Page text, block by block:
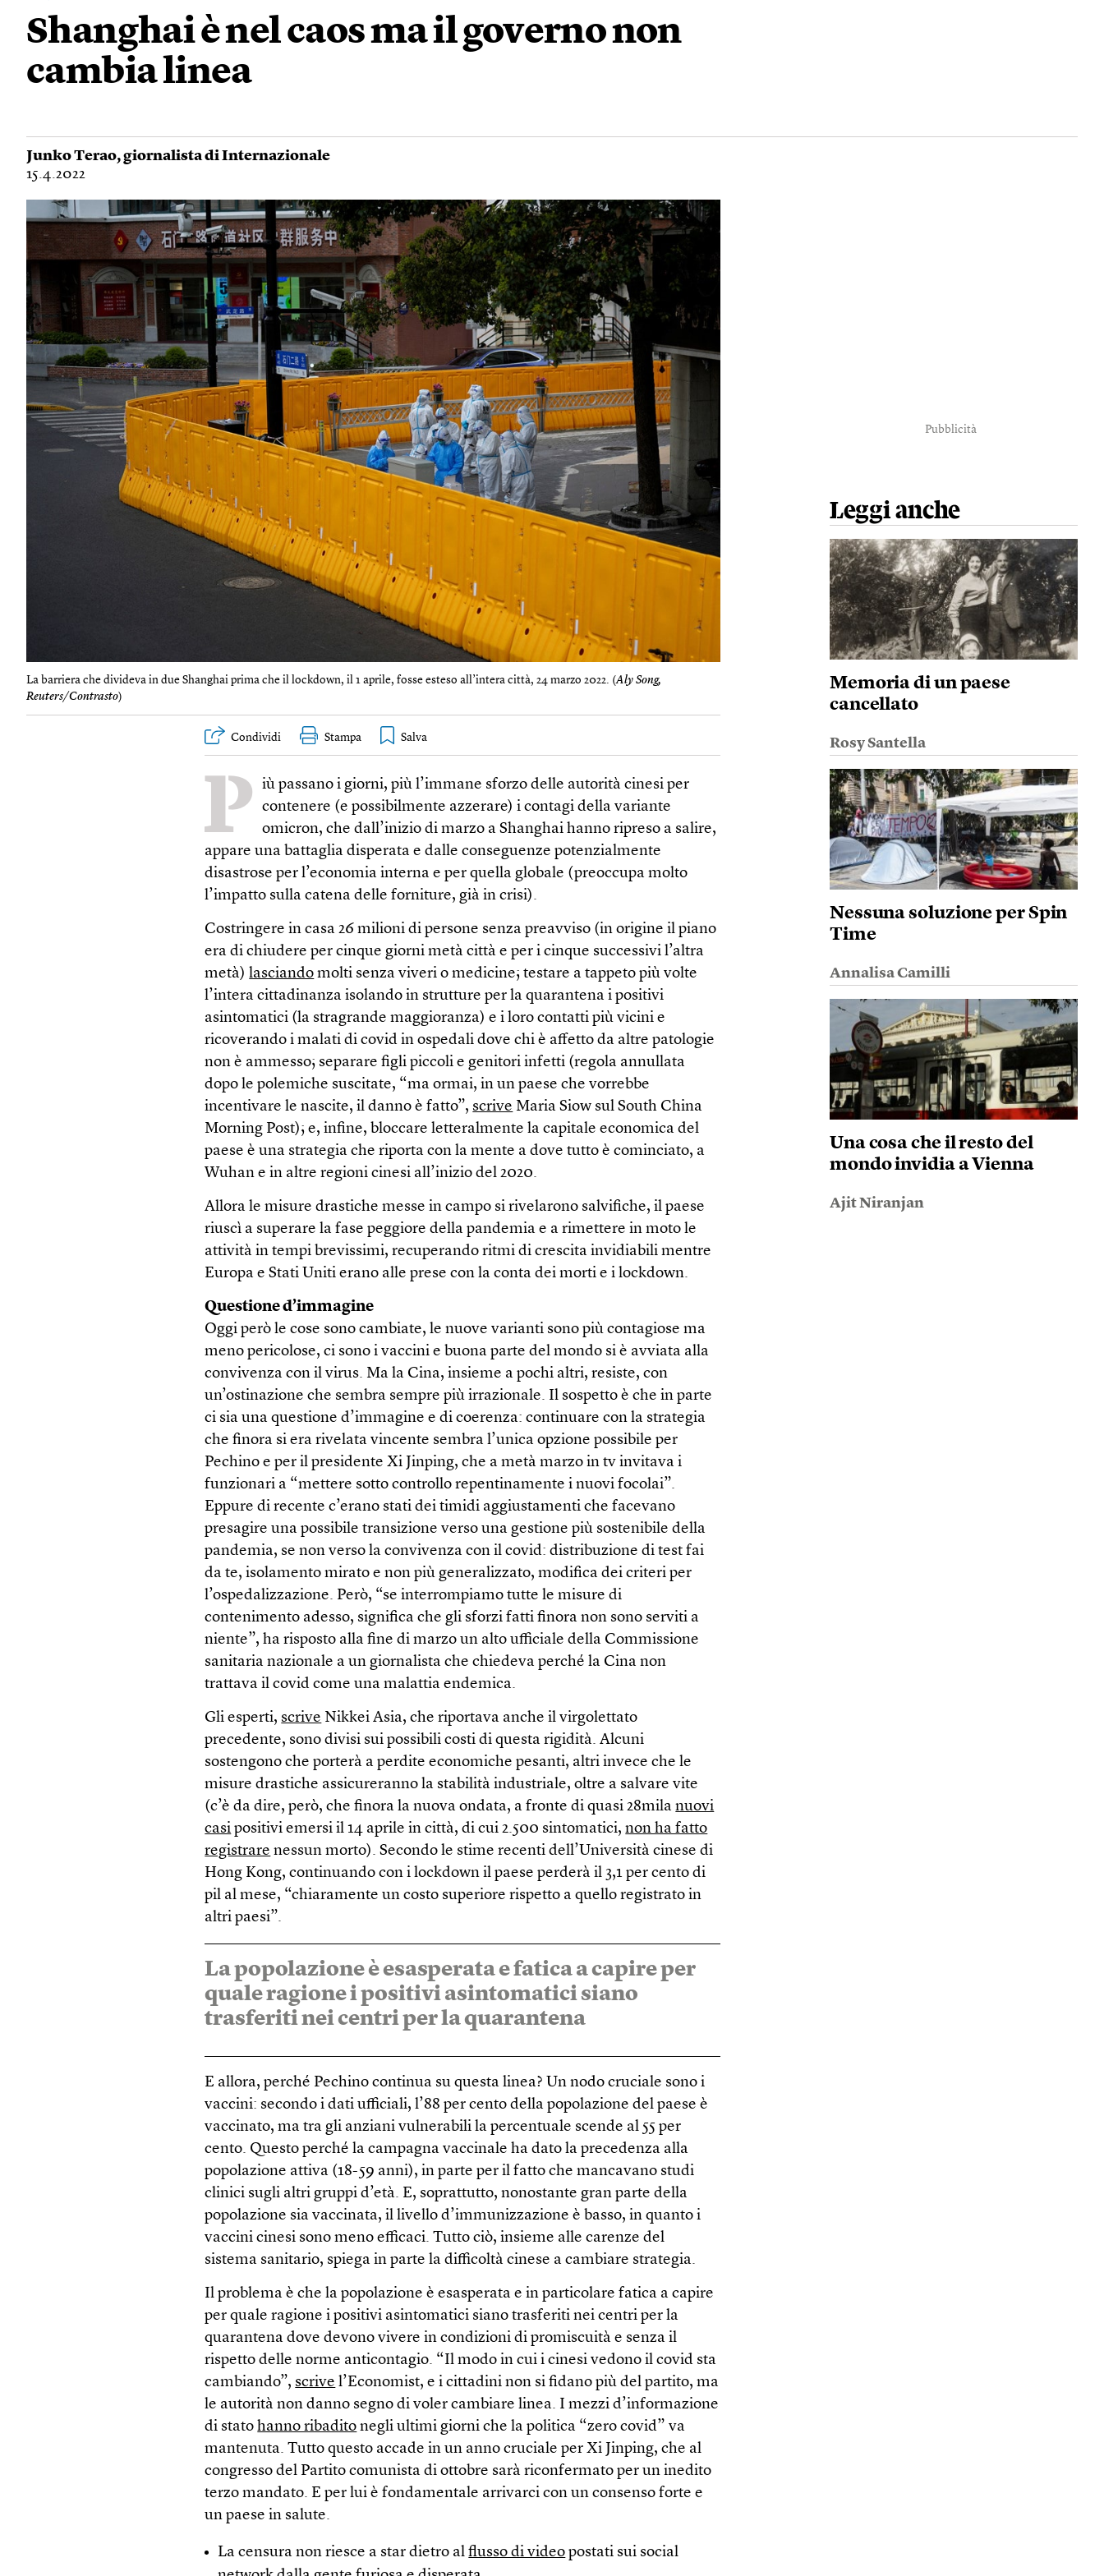
Shanghai è nel caos ma il governo non
cambia linea
Junko Terao, giornalista di Internazionale
15.4.2022
La barriera che divideva in due Shanghai prima che il lockdown, il 1 aprile, fosse esteso all’intera città, 24 marzo 2022. (Aly Song,
Reuters/Contrasto)
Condividi Stampa
P
iù passano i giorni, più l’immane sforzo delle autorità cinesi per
contenere (e possibilmente azzerare) i contagi della variante
omicron, che dall’inizio di marzo a Shanghai hanno ripreso a salire,
appare una battaglia disperata e dalle conseguenze potenzialmente
disastrose per l’economia interna e per quella globale (preoccupa molto
l’impatto sulla catena delle forniture, già in crisi).
Costringere in casa 26 milioni di persone senza preavviso (in origine il piano
era di chiudere per cinque giorni metà città e per i cinque successivi l’altra
metà)lasciando molti senza viveri o medicine; testare a tappeto più volte
l’intera cittadinanza isolando in strutture per la quarantena i positivi
asintomatici (la stragrande maggioranza) e i loro contatti più vicini e
ricoverando i malati di covid in ospedali dove chi è affetto da altre patologie
non è ammesso; separare figli piccoli e genitori infetti (regola annullata
dopo le polemiche suscitate, “ma ormai, in un paese che vorrebbe
incentivare le nascite, il danno è fatto”, scrive Maria Siow sul South China
Morning Post); e, infine, bloccare letteralmente la capitale economica del
paese è una strategia che riporta con la mente a dove tutto è cominciato, a
Wuhan e in altre regioni cinesi all’inizio del 2020.
Allora le misure drastiche messe in campo si rivelarono salvifiche, il paese
riuscì a superare la fase peggiore della pandemia e a rimettere in moto le
attività in tempi brevissimi, recuperando ritmi di crescita invidiabili mentre
Europa e Stati Uniti erano alle prese con la conta dei morti e i lockdown.
Questione d’immagine
Oggi però le cose sono cambiate, le nuove varianti sono più contagiose ma
meno pericolose, ci sono i vaccini e buona parte del mondo si è avviata alla
convivenza con il virus. Ma la Cina, insieme a pochi altri, resiste, con
un’ostinazione che sembra sempre più irrazionale. Il sospetto è che in parte
ci sia una questione d’immagine e di coerenza: continuare con la strategia
che finora si era rivelata vincente sembra l’unica opzione possibile per
Pechino e per il presidente Xi Jinping, che a metà marzo in tv invitava i
funzionari a “mettere sotto controllo repentinamente i nuovi focolai”.
Eppure di recente c’erano stati dei timidi aggiustamenti che facevano
presagire una possibile transizione verso una gestione più sostenibile della
pandemia, se non verso la convivenza con il covid: distribuzione di test fai
da te, isolamento mirato e non più generalizzato, modifica dei criteri per
l’ospedalizzazione. Però, “se interrompiamo tutte le misure di
contenimento adesso, significa che gli sforzi fatti finora non sono serviti a
niente”, ha risposto alla fine di marzo un alto ufficiale della Commissione
sanitaria nazionale a un giornalista che chiedeva perché la Cina non
trattava il covid come una malattia endemica.
Gli esperti, scrive Nikkei Asia, che riportava anche il virgolettato
precedente, sono divisi sui possibili costi di questa rigidità. Alcuni
sostengono che porterà a perdite economiche pesanti, altri invece che le
misure drastiche assicureranno la stabilità industriale, oltre a salvare vite
(c’è da dire, però, che finora la nuova ondata, a fronte di quasi 28milanuovi
casi positivi emersi il 14 aprile in città, di cui 2.500 sintomatici,non ha fatto
registrare nessun morto). Secondo le stime recenti dell’Università cinese di
Hong Kong, continuando con i lockdown il paese perderà il 3,1 per cento di
pil al mese, “chiaramente un costo superiore rispetto a quello registrato in
altri paesi”.
La popolazione è esasperata e fatica a capire per
quale ragione i positivi asintomatici siano
trasferiti nei centri per la quarantena
E allora, perché Pechino continua su questa linea? Un nodo cruciale sono i
vaccini: secondo i dati ufficiali, l’88 per cento della popolazione del paese è
vaccinato, ma tra gli anziani vulnerabili la percentuale scende al 55 per
cento. Questo perché la campagna vaccinale ha dato la precedenza alla
popolazione attiva (18-59 anni), in parte per il fatto che mancavano studi
clinici sugli altri gruppi d’età. E, soprattutto, nonostante gran parte della
popolazione sia vaccinata, il livello d’immunizzazione è basso, in quanto i
vaccini cinesi sono meno efficaci. Tutto ciò, insieme alle carenze del
sistema sanitario, spiega in parte la difficoltà cinese a cambiare strategia.
Il problema è che la popolazione è esasperata e in particolare fatica a capire
per quale ragione i positivi asintomatici siano trasferiti nei centri per la
quarantena dove devono vivere in condizioni di promiscuità e senza il
rispetto delle norme anticontagio. “Il modo in cui i cinesi vedono il covid sta
cambiando”, scrive l’Economist, e i cittadini non si fidano più del partito, ma
le autorità non danno segno di voler cambiare linea. I mezzi d’informazione
di statohanno ribadito negli ultimi giorni che la politica “zero covid” va
mantenuta. Tutto questo accade in un anno cruciale per Xi Jinping, che al
congresso del Partito comunista di ottobre sarà riconfermato per un inedito
terzo mandato. E per lui è fondamentale arrivarci con un consenso forte e
un paese in salute.
La censura non riesce a star dietro alflusso di video postati sui social
Pubblicità
Leggi anche
Memoria di un paese
cancellato
Rosy Santella
Nessuna soluzione per Spin
Time
Annalisa Camilli
Una cosa che il resto del
mondo invidia a Vienna
Ajit Niranjan